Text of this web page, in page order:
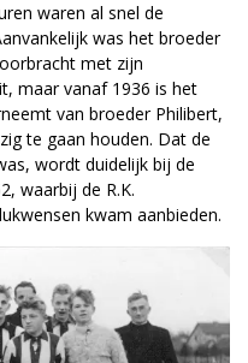
waren al snel de
was het broeder
met zijn
maar vanaf 1936 is het
van broeder Philibert,
te gaan houden. Dat de
wordt duidelijk bij de
waarbij de R.K.
kwam aanbieden.